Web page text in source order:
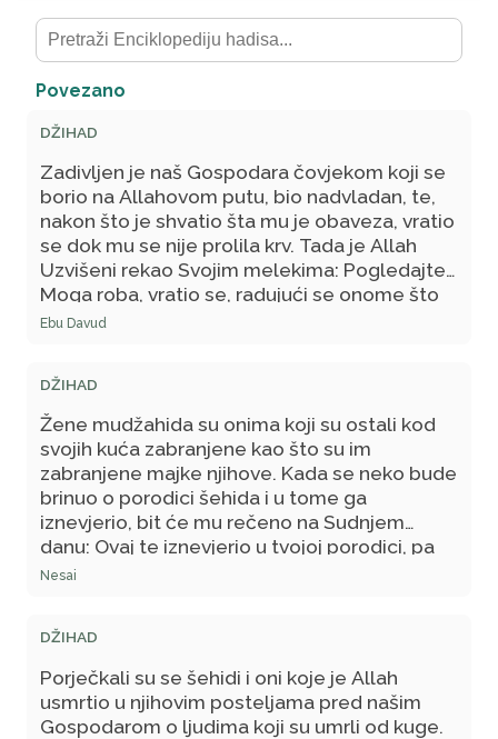
Povezano
DŽIHAD
Zadivljen je naš Gospodara čovjekom koji se
borio na Allahovom putu, bio nadvladan, te,
nakon što je shvatio šta mu je obaveza, vratio
se dok mu se nije prolila krv. Tada je Allah
Uzvišeni rekao Svojim melekima: Pogledajte
Moga roba, vratio se, radujući se onome što
ga čeka kod Mene i strahujući od onoga što
Ebu Davud
DŽIHAD
Žene mudžahida su onima koji su ostali kod
svojih kuća zabranjene kao što su im
zabranjene majke njihove. Kada se neko bude
brinuo o porodici šehida i u tome ga
iznevjerio, bit će mu rečeno na Sudnjem
danu: Ovaj te iznevjerio u tvojoj porodici, pa
uzmi od njegovih dobrih djela što hoćeš! - Što
Nesai
DŽIHAD
Porječkali su se šehidi i oni koje je Allah
usmrtio u njihovim posteljama pred našim
Gospodarom o ljudima koji su umrli od kuge.